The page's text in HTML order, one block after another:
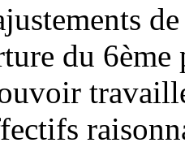
du 6ème